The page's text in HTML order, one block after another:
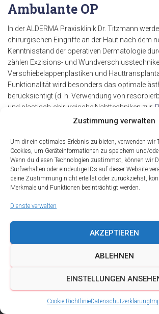
Zustimmung verwalten
Um dir ein optimales Erlebnis zu bieten, verwenden wir
Cookies, um Geräteinformationen zu speichern und/
Wenn du diesen Technologien zustimmst, können wir
Surfverhalten oder eindeutige IDs auf dieser Website
deine Zustimmung nicht erteilst oder zurückziehst,
Merkmale und Funktionen beeinträchtigt werden.
Dienste verwalten
AKZEPTIEREN
ABLEHNEN
EINSTELLUNGEN
Cookie-RichtlinieDatenschutzerklärung
Ambulante OP
In der ALDERMA Praxisklinik Dr. Titzmann
chirurgischen Eingriffe an der Haut nach dem
Kenntnisstand der operativen Dermatologie
zählen Exzisions- und
Verschiebelappenplastiken und
Funktionalität wird besonders das optimale
berücksichtigt (d. h. Verwendung von
und plastisch-chirurgische Nahttechniken zur
17 Jahrenago